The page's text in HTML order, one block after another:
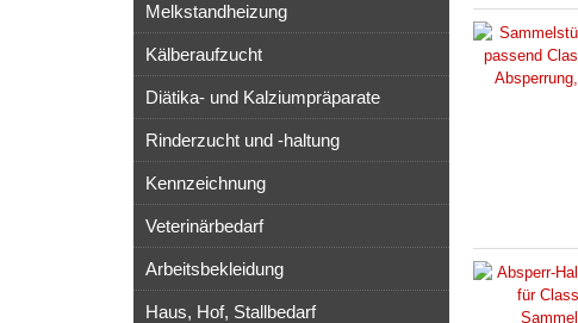
Melkstandheizung
Kälberaufzucht
Diätika- und Kalziumpräparate
Rinderzucht und -haltung
Kennzeichnung
Veterinärbedarf
Arbeitsbekleidung
Haus, Hof, Stallbedarf